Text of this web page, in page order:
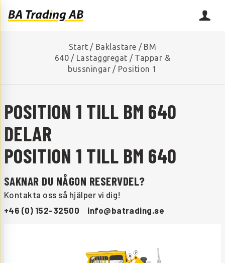
Start / Baklastare / BM
640 / Lastaggregat / Tappar &
bussningar / Position 1
POSITION 1 TILL BM 640
DELAR
POSITION 1 TILL BM 640
SAKNAR DU NÅGON RESERVDEL?
Kontakta oss så hjälper vi dig!
+46 (0) 152-32500
info@batrading.se